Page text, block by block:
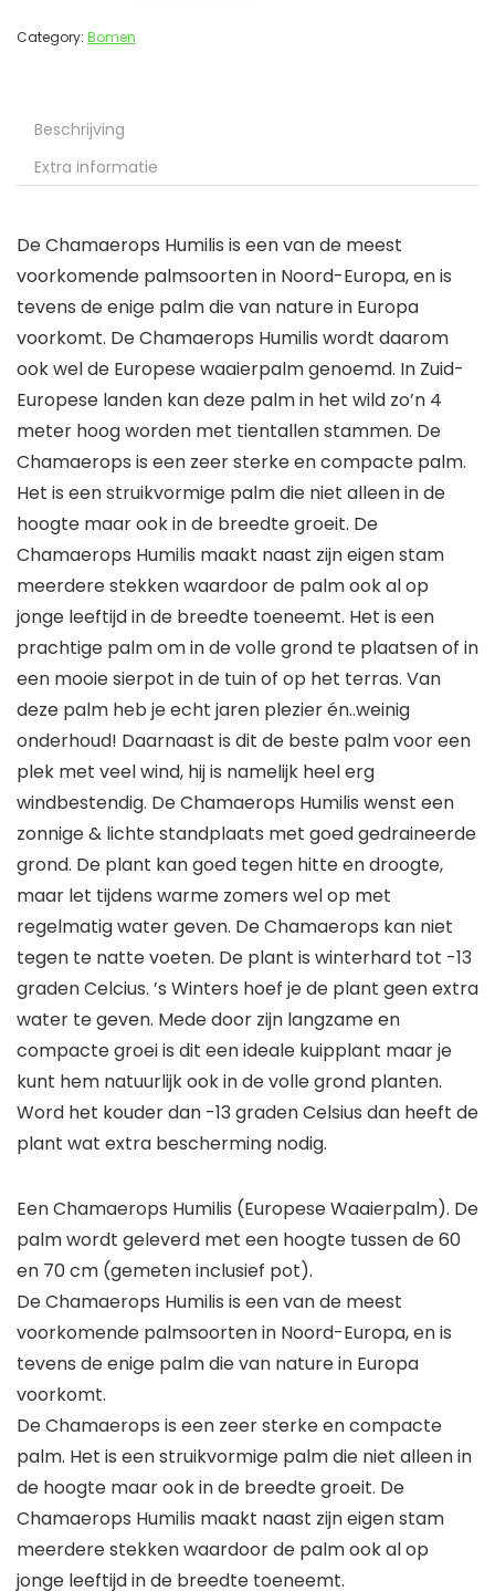
Category: Bomen
Beschrijving
Extra informatie
De Chamaerops Humilis is een van de meest
voorkomende palmsoorten in Noord-Europa, en is
tevens de enige palm die van nature in Europa
voorkomt. De Chamaerops Humilis wordt daarom
ook wel de Europese waaierpalm genoemd. In Zuid-
Europese landen kan deze palm in het wild zo’n 4
meter hoog worden met tientallen stammen. De
Chamaerops is een zeer sterke en compacte palm.
Het is een struikvormige palm die niet alleen in de
hoogte maar ook in de breedte groeit. De
Chamaerops Humilis maakt naast zijn eigen stam
meerdere stekken waardoor de palm ook al op
jonge leeftijd in de breedte toeneemt. Het is een
prachtige palm om in de volle grond te plaatsen of in
een mooie sierpot in de tuin of op het terras. Van
deze palm heb je echt jaren plezier én..weinig
onderhoud! Daarnaast is dit de beste palm voor een
plek met veel wind, hij is namelijk heel erg
windbestendig. De Chamaerops Humilis wenst een
zonnige & lichte standplaats met goed gedraineerde
grond. De plant kan goed tegen hitte en droogte,
maar let tijdens warme zomers wel op met
regelmatig water geven. De Chamaerops kan niet
tegen te natte voeten. De plant is winterhard tot -13
graden Celcius. ’s Winters hoef je de plant geen extra
water te geven. Mede door zijn langzame en
compacte groei is dit een ideale kuipplant maar je
kunt hem natuurlijk ook in de volle grond planten.
Word het kouder dan -13 graden Celsius dan heeft de
plant wat extra bescherming nodig.
Een Chamaerops Humilis (Europese Waaierpalm). De
palm wordt geleverd met een hoogte tussen de 60
en 70 cm (gemeten inclusief pot).
De Chamaerops Humilis is een van de meest
voorkomende palmsoorten in Noord-Europa, en is
tevens de enige palm die van nature in Europa
voorkomt.
De Chamaerops is een zeer sterke en compacte
palm. Het is een struikvormige palm die niet alleen in
de hoogte maar ook in de breedte groeit. De
Chamaerops Humilis maakt naast zijn eigen stam
meerdere stekken waardoor de palm ook al op
jonge leeftijd in de breedte toeneemt.